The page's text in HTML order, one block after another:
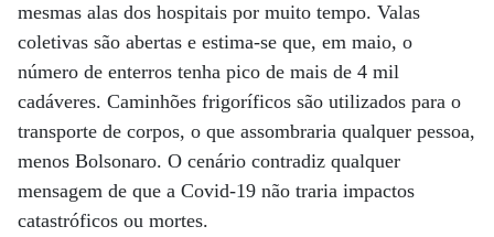
mesmas alas dos hospitais por muito tempo. Valas
coletivas são abertas e estima-se que, em maio, o
número de enterros tenha pico de mais de 4 mil
cadáveres. Caminhões frigoríficos são utilizados para o
transporte de corpos, o que assombraria qualquer pessoa,
menos Bolsonaro. O cenário contradiz qualquer
mensagem de que a Covid-19 não traria impactos
catastróficos ou mortes.